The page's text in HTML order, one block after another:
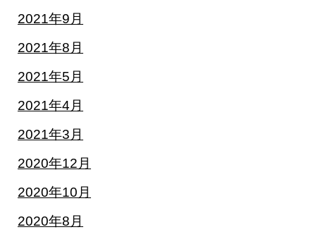
2021年9月
2021年8月
2021年5月
2021年4月
2021年3月
2020年12月
2020年10月
2020年8月